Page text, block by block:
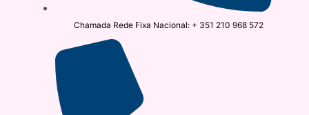
Chamada Rede Fixa Nacional: + 351 210 968 572